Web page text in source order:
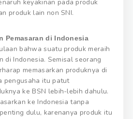
keyakinan pada produk
produk lain non SNI.
Pemasaran di Indonesia
bahwa suatu produk meraih
di Indonesia. Semisal seorang
memasarkan produknya di
pengusaha itu patut
ke BSN lebih-lebih dahulu.
ke Indonesia tanpa
dulu, karenanya produk itu